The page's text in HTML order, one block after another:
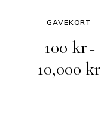
GAVEKORT
100 kr –
10,000kr